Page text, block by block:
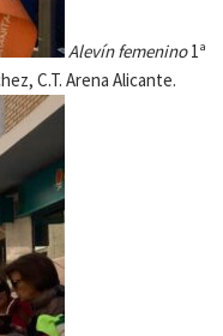
Alevín femenino1ª
C.T. Arena Alicante.